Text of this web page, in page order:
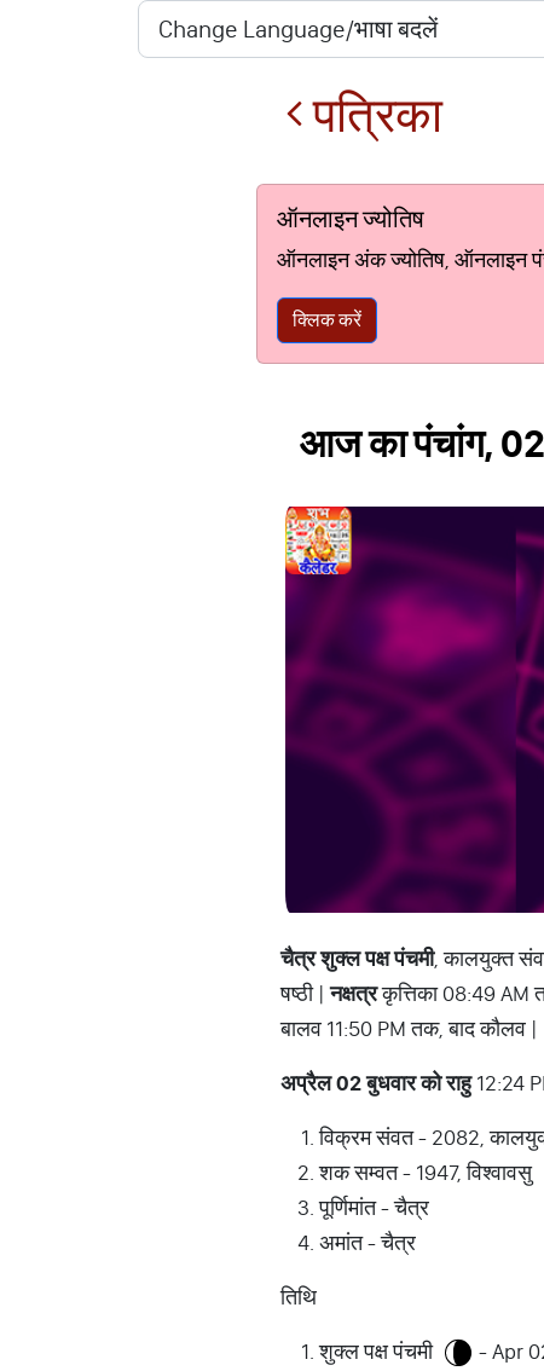
पत्रिका
ऑनलाइन ज्योतिष
ऑनलाइन अंक ज्योतिष, ऑनलाइन
क्लिक करें
आज का पंचांग,
चैत्र शुक्ल पक्ष पंचमी, कालयुक्त
षष्ठी |नक्षत्रकृत्तिका 08:49 AM
बालव 11:50 PM तक, बाद कौलव |
अप्रैल 02 बुधवार को राहु12:24
विक्रम संवत - 2082,
शक सम्वत - 1947, विश्वावसु
पूर्णिमांत - चैत्र
अमांत - चैत्र
तिथि
शुक्ल पक्ष पंचमी
- Apr